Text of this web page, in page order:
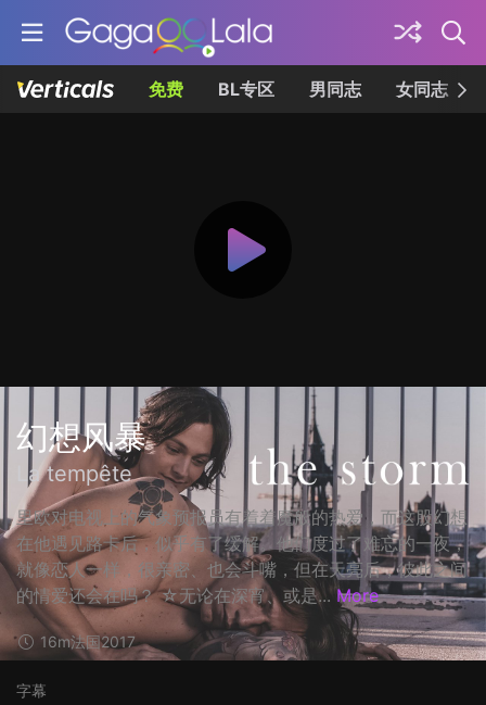
免费 BL专区 男同志 女同志
幻想风暴
La tempête
里欧对电视上的气象预报员有着着魔般的热爱，而这股幻想
在他遇见路卡后，似乎有了缓解。他们度过了难忘的一夜，
就像恋人一样，很亲密、也会斗嘴，但在天亮后，彼此之间
的情爱还会在吗？ ☆无论在深宵、或是... More
16m法国2017
字幕